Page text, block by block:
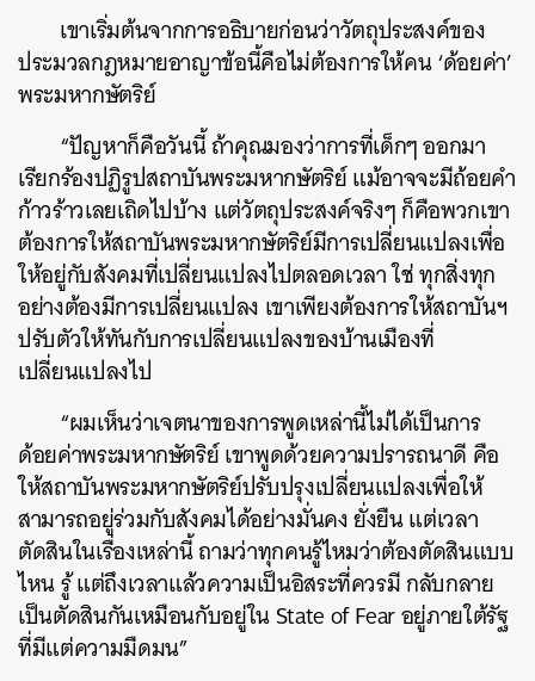
เขาเริ่มต้นจากการอธิบายก่อนว่าวัตถุประสงค์ของ
ประมวลกฎหมายอาญาข้อนี้คือไม่ต้องการให้คน ‘ด้อยค่า’
พระมหากษัตริย์
“ปัญหาก็คือวันนี้ ถ้าคุณมองว่าการที่เด็กๆ ออกมา
เรียกร้องปฏิรูปสถาบันพระมหากษัตริย์ แม้อาจจะมีถ้อยคำ
ก้าวร้าวเลยเถิดไปบ้าง แต่วัตถุประสงค์จริงๆ ก็คือพวกเขา
ต้องการให้สถาบันพระมหากษัตริย์มีการเปลี่ยนแปลงเพื่อ
ให้อยู่กับสังคมที่เปลี่ยนแปลงไปตลอดเวลา ใช่ ทุกสิ่งทุก
อย่างต้องมีการเปลี่ยนแปลง เขาเพียงต้องการให้สถาบันฯ
ปรับตัวให้ทันกับการเปลี่ยนแปลงของบ้านเมืองที่
เปลี่ยนแปลงไป
“ผมเห็นว่าเจตนาของการพูดเหล่านี้ไม่ได้เป็นการ
ด้อยค่าพระมหากษัตริย์ เขาพูดด้วยความปรารถนาดี คือ
ให้สถาบันพระมหากษัตริย์ปรับปรุงเปลี่ยนแปลงเพื่อให้
สามารถอยู่ร่วมกับสังคมได้อย่างมั่นคง ยั่งยืน แต่เวลา
ตัดสินในเรื่องเหล่านี้ ถามว่าทุกคนรู้ไหมว่าต้องตัดสินแบบ
ไหน รู้ แต่ถึงเวลาแล้วความเป็นอิสระที่ควรมี กลับกลาย
เป็นตัดสินกันเหมือนกับอยู่ใน State of Fear อยู่ภายใต้รัฐ
ที่มีแต่ความมืดมน”